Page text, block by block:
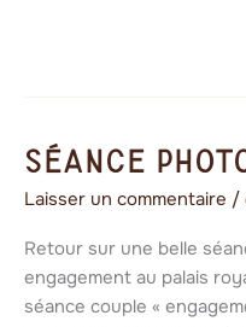
Séance
Laisser un commentaire /
Retour sur une belle
engagement au palais
séance couple «
Séance
palais
royal
en